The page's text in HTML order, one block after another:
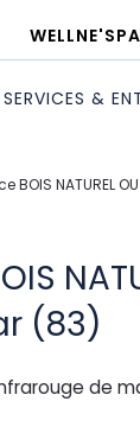
WELLNE'SPA
&
BOIS NATUREL
(83)
de